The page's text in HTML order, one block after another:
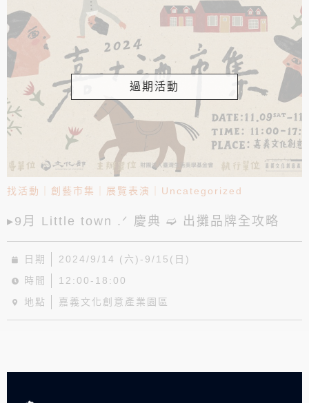
過期活動
找活動 創藝市集 展覽表演 Uncategorized
▸9月 Little town .ᐟ 慶典 ➫ 出攤品牌全攻略
日期
2024/9/14 (六)-9/15(日)
時間
12:00-18:00
地點
嘉義文化創意產業園區